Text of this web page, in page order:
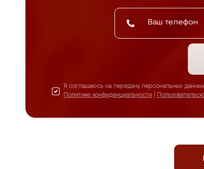
Я соглашаюсь на передачу персональных
Политике конфиденциальности